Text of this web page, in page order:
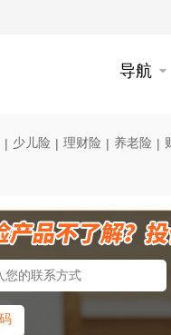
导航
| 少儿险 | 理财险 | 养老险 |